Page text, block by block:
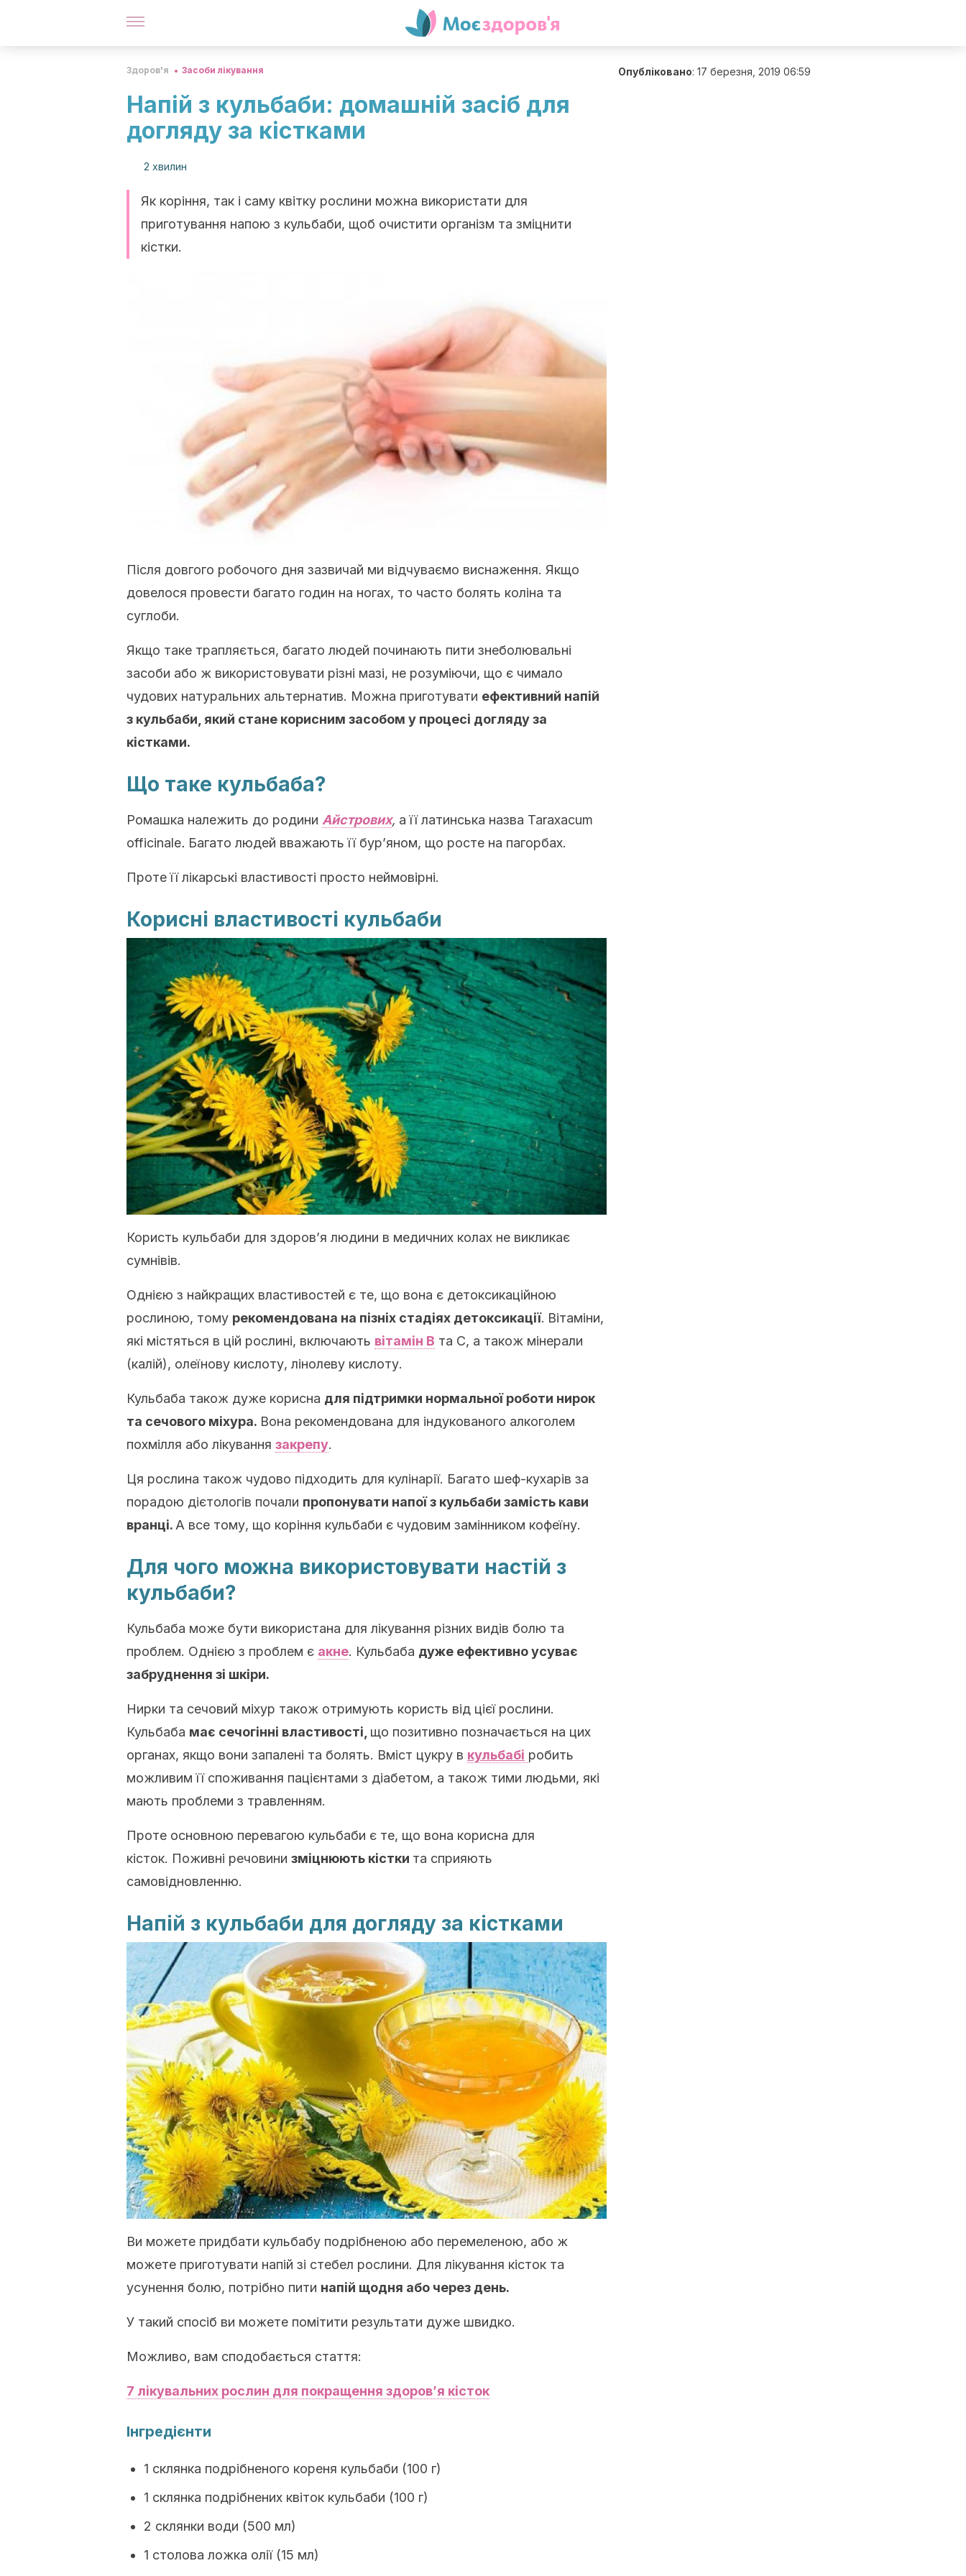
Здоров'я Засоби лікування
Напій з кульбаби: домашній засіб для
догляду за кістками
2 хвилин
Як коріння, так і саму квітку рослини можна використати для
приготування напою з кульбаби, щоб очистити організм та зміцнити
кістки.
Після довгого робочого дня зазвичай ми відчуваємо виснаження. Якщо
довелося провести багато годин на ногах, то часто болять коліна та
суглоби.
Якщо таке трапляється, багато людей починають пити знеболювальні
засоби або ж використовувати різні мазі, не розуміючи, що є чимало
чудових натуральних альтернатив. Можна приготувати ефективний напій
з кульбаби, який стане корисним засобом у процесі догляду за
кістками.
Що таке кульбаба?
Ромашка належить до родини Aйстрових, а її латинська назва Taraxacum
officinale. Багато людей вважають її бур’яном, що росте на пагорбах.
Проте її лікарські властивості просто неймовірні.
Корисні властивості кульбаби
Користь кульбаби для здоров’я людини в медичних колах не викликає
сумнівів.
Однією з найкращих властивостей є те, що вона є детоксикаційною
рослиною, тому рекомендована на пізніх стадіях детоксикації. Вітаміни,
які містяться в цій рослині, включають вітамін B та C, а також мінерали
(калій), олеїнову кислоту, лінолеву кислоту.
Кульбаба також дуже корисна для підтримки нормальної роботи нирок
та сечового міхура. Вона рекомендована для індукованого алкоголем
похмілля або лікування закрепу.
Ця рослина також чудово підходить для кулінарії. Багато шеф-кухарів за
порадою дієтологів почали пропонувати напої з кульбаби замість кави
вранці. А все тому, що коріння кульбаби є чудовим замінником кофеїну.
Для чого можна використовувати настій з
кульбаби?
Кульбаба може бути використана для лікування різних видів болю та
проблем. Однією з проблем є акне. Кульбаба дуже ефективно усуває
забруднення зі шкіри.
Нирки та сечовий міхур також отримують користь від цієї рослини.
Кульбаба має сечогінні властивості, що позитивно позначається на цих
органах, якщо вони запалені та болять. Вміст цукру в кульбабі робить
можливим її споживання пацієнтами з діабетом, а також тими людьми, які
мають проблеми з травленням.
Проте основною перевагою кульбаби є те, що вона корисна для
кісток. Поживні речовини зміцнюють кістки та сприяють
самовідновленню.
Напій з кульбаби для догляду за кістками
Ви можете придбати кульбабу подрібненою або перемеленою, або ж
можете приготувати напій зі стебел рослини. Для лікування кісток та
усунення болю, потрібно пити напій щодня або через день.
У такий спосіб ви можете помітити результати дуже швидко.
Можливо, вам сподобається стаття:
7 лікувальних рослин для покращення здоров’я кісток
Інгредієнти
1 склянка подрібненого кореня кульбаби (100 г)
1 склянка подрібнених квіток кульбаби (100 г)
2 склянки води (500 мл)
1 столова ложка олії (15 мл)
Опубліковано: 17 березня, 2019 06:59